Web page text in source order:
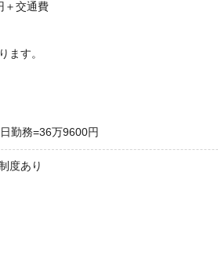
＋交通費
ます。
勤務=36万9600円
度あり